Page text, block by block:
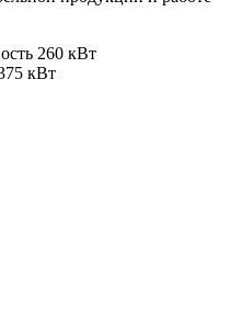
260 кВт
кВт